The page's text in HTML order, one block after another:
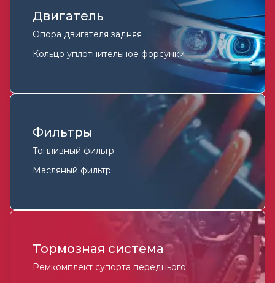
Двигатель
Опора двигателя задняя
Кольцо уплотнительное форсунки
Фильтры
Топливный фильтр
Масляный фильтр
Тормозная система
Ремкомплект супорта переднього